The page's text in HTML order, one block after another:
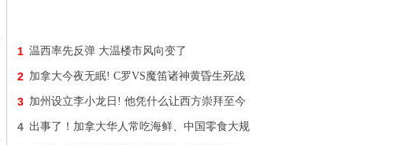
1 温西率先反弹 大温楼市风向变了
2 加拿大今夜无眠! C罗VS魔笛诸神黄昏生死战
3 加州设立李小龙日! 他凭什么让西方崇拜至今
4 出事了！加拿大华人常吃海鲜、中国零食大规